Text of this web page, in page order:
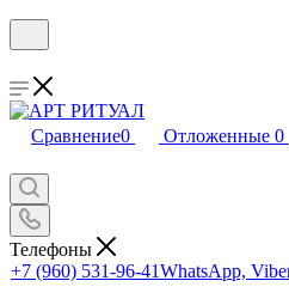
Сравнение0 Отложенные 0
Телефоны
+7 (960) 531-96-41WhatsApp,